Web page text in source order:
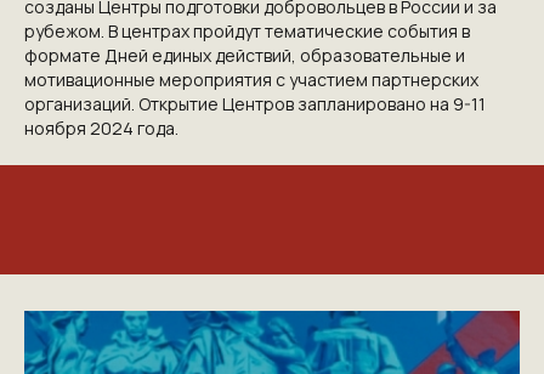
созданы Центры подготовки добровольцев в России и за
рубежом. В центрах пройдут тематические события в
формате Дней единых действий, образовательные и
мотивационные мероприятия с участием партнерских
организаций. Открытие Центров запланировано на 9-11
ноября 2024 года.